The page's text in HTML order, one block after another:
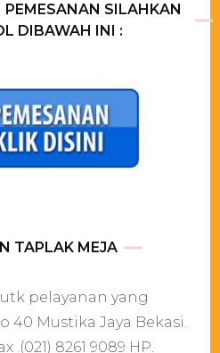
SILAHKAN
DIBAWAH INI :
TAPLAK MEJA
pelayanan yang
40 Mustika Jaya Bekasi.
.(021) 8261 9089 HP.